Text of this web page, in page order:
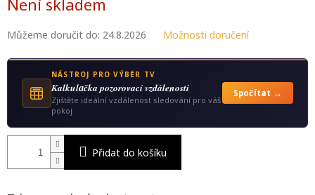
Není skladem
Můžeme doručit do: 24.8.2026 Možnosti doručení
NÁSTROJ PRO VÝBĚR TV
Kalkulаčka pozorovací vzdálenosti
Zjištěte ideální vzdálenost sledování pro váš
pokoj
Spočítat →
Přidat do košíku